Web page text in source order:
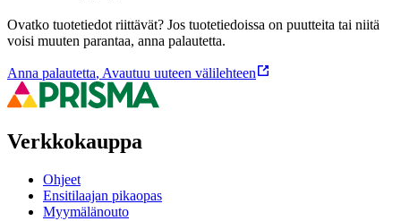
Ovatko tuotetiedot riittävät? Jos tuotetiedoissa on puutteita tai niitä
voisi muuten parantaa, anna palautetta.
Anna palautetta, Avautuu uuteen välilehteen
Verkkokauppa
Ohjeet
Ensitilaajan pikaopas
Myymälänouto